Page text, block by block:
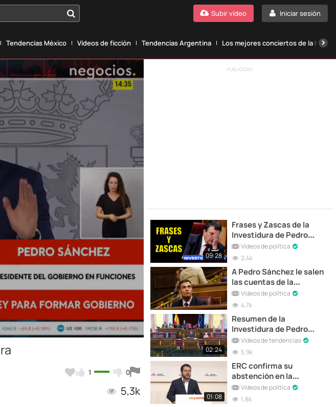
Iniciar sesión
Subir vídeo
Tendencias México Vídeos de ficción Tendencias Argentina Los mejores conciertos de la
1 0
5,3k
PUBLICIDAD
09:28
Frases y Zascas de la
Investidura de Pedro
Sánchez
Vídeos de política
2,4k
A Pedro Sánchez le salen
las cuentas de la
investidura
Vídeos de política
4,7k
02:24
Resumen de la
Investidura de Pedro
Sánchez | Día 1
Vídeos de tendencias
5,9k
01:08
ERC confirma su
abstención en la
investidura de Pedro
Sánchez
Vídeos de política
1,8k